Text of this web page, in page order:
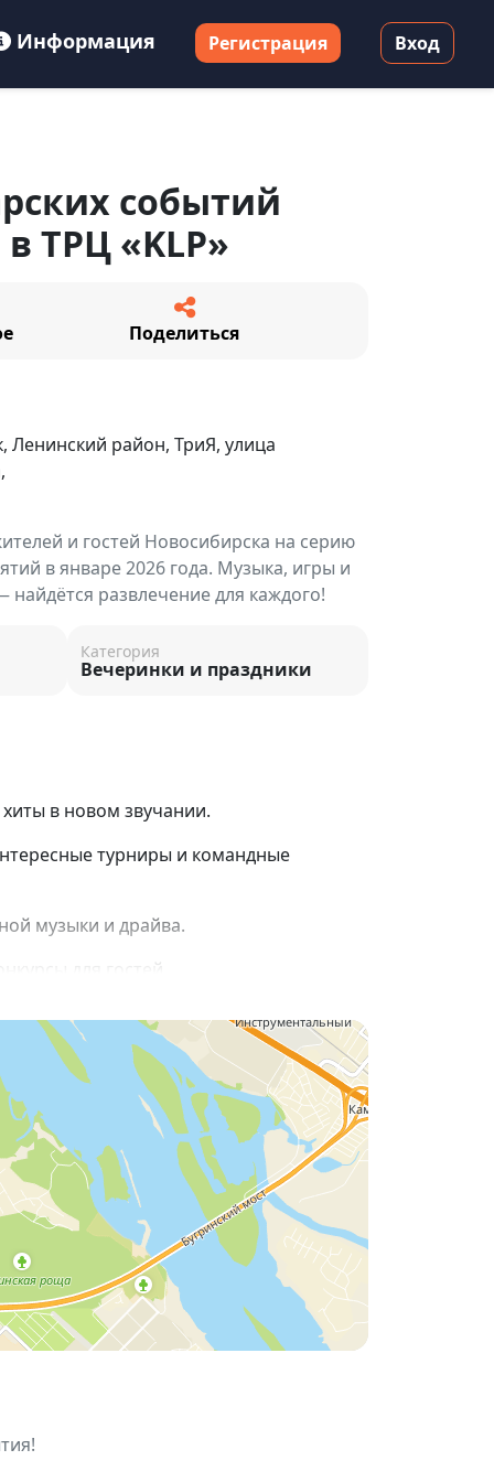
Информация Регистрация Вход
событий
ТРЦ «KLP»
Поделиться
Ленинский район, ТриЯ, улица
и гостей Новосибирска на серию
в январе 2026 года. Музыка, игры и
развлечение для каждого!
Категория
Вечеринки и праздники
в новом звучании.
турниры и командные
музыки и драйва.
для гостей.